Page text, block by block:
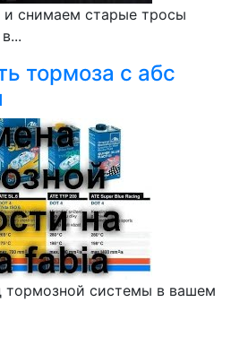
снимаем старые тросы
тормоза с абс
тормозной системы в вашем